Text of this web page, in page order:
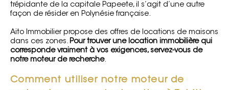
trépidante de la capitale Papeete, il s’agit d’une autre
façon de résider en Polynésie française.
Aito Immobilier propose des offres de locations de maisons
dans ces zones. Pour trouver une location immobilière qui
corresponde vraiment à vos exigences, servez-vous de
notre moteur de recherche.
Comment utiliser notre moteur de